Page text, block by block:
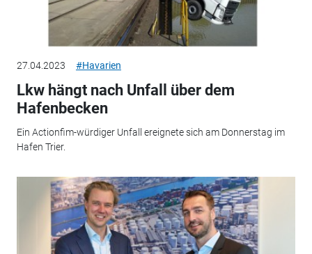
27.04.2023 #Havarien
Lkw hängt nach Unfall über dem
Hafenbecken
Ein Actionfim-würdiger Unfall ereignete sich am Donnerstag im
Hafen Trier.